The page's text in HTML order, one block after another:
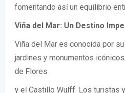
fomentando así un equilibrio
Viña del Mar: Un Destino
Viña del Mar es conocida por
jardines y monumentos
de Flores.
y el Castillo Wulff. Los turistas